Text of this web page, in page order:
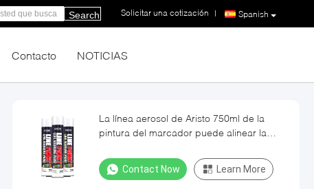
Spanish
Solicitar una cotización |
Search
Contacto NOTICIAS
La línea aerosol de Aristo 750ml de la
pintura del marcador puede alinear la
camino
Contact Now Learn More